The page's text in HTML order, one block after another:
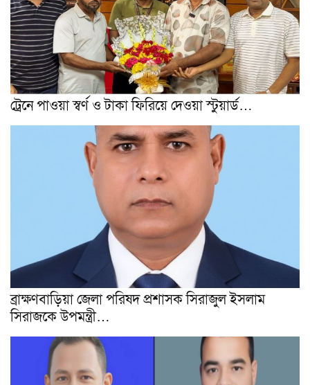
ট্রেনে পাওয়া স্বর্ণ ও টাকা ফিরিয়ে দেওয়া স্টুয়ার্ড…
ব্রাক্ষণবাড়িয়া জেলা পরিষদ প্রশাসক সিরাজুল ইসলাম
সিরাজকে উপমন্ত্রী…